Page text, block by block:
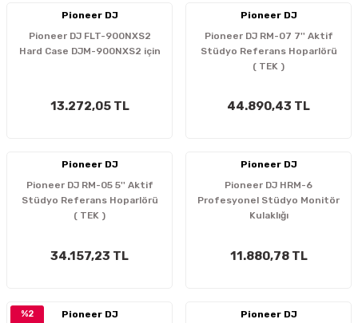
Pioneer DJ
Pioneer DJ FLT-900NXS2
Hard Case DJM-900NXS2 için
13.272,05 TL
Pioneer DJ
Pioneer DJ RM-07 7'' Aktif
Stüdyo Referans Hoparlörü
( TEK )
44.890,43 TL
Pioneer DJ
Pioneer DJ RM-05 5'' Aktif
Stüdyo Referans Hoparlörü
( TEK )
34.157,23 TL
Pioneer DJ
Pioneer DJ HRM-6
Profesyonel Stüdyo Monitör
Kulaklığı
11.880,78 TL
%2
Pioneer DJ
Pioneer DJ